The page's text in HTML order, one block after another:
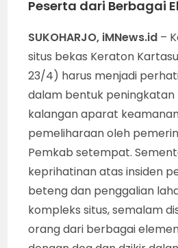
Peserta dari Berbagai
SUKOHARJO, iMNews.id –
situs bekas Keraton
23/4) harus menjadi
dalam bentuk peningkatan
kalangan aparat
pemeliharaan oleh
Pemkab setempat.
keprihatinan atas insiden
beteng dan penggalian
kompleks situs, semalam
orang dari berbagai